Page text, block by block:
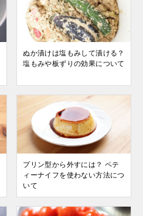
ぬか漬けは塩もみして漬ける？
塩もみや板ずりの効果について
プリン型から外すには？ ペテ
ィーナイフを使わない方法につ
いて